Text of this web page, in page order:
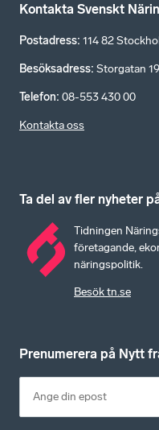
Kontakta Svenskt
Postadress: 114 82
Besöksadress: Storgatan 19
Telefon: 08-553 430 00
Kontakta oss
Ta del av fler nyheter
Tidningen
företagande,
näringspolitik.
Besök tn.se
Prenumerera på Nytt